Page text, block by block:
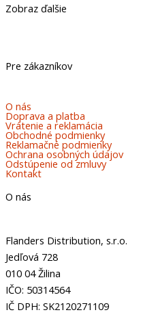
Zobraz ďalšie
Pre zákazníkov
O nás
Doprava a platba
Vrátenie a reklamácia
Obchodné podmienky
Reklamačné podmienky
Ochrana osobných údajov
Odstúpenie od zmluvy
Kontakt
O nás
Flanders Distribution, s.r.o.
Jedľová 728
010 04 Žilina
IČO: 50314564
IČ DPH: SK2120271109